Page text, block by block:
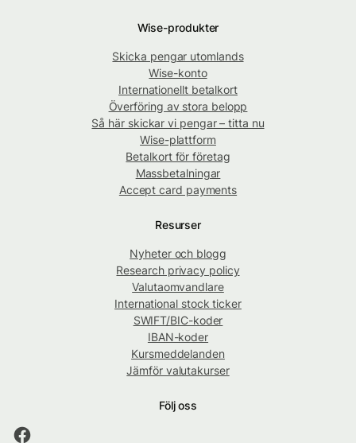
Wise-produkter
Skicka pengar utomlands
Wise-konto
Internationellt betalkort
Överföring av stora belopp
Så här skickar vi pengar – titta nu
Wise-plattform
Betalkort för företag
Massbetalningar
Accept card payments
Resurser
Nyheter och blogg
Research privacy policy
Valutaomvandlare
International stock ticker
SWIFT/BIC-koder
IBAN-koder
Kursmeddelanden
Jämför valutakurser
Följ oss